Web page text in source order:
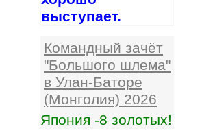
выступает.
Командный зачёт
"Большого шлема"
в Улан-Баторе
(Монголия) 2026
Япония -8 золотых!